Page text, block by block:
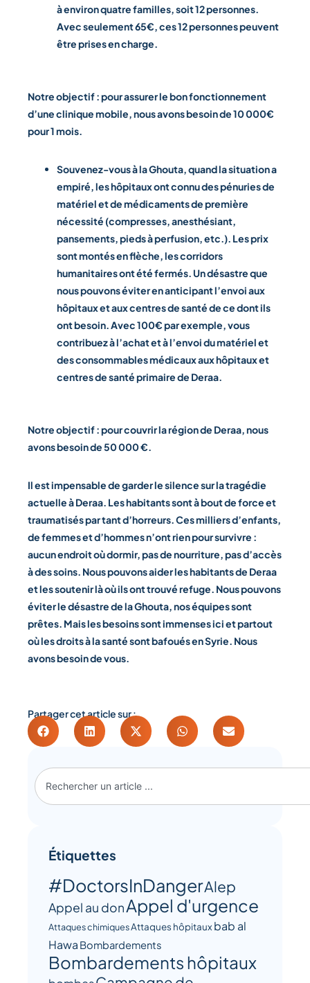
à environ quatre familles, soit 12 personnes.
Avec seulement 65€, ces 12 personnes peuvent
être prises en charge.
Notre objectif : pour assurer le bon fonctionnement
d’une clinique mobile, nous avons besoin de 10 000€
pour 1 mois.
Souvenez-vous à la Ghouta, quand la situation a
empiré, les hôpitaux ont connu des pénuries de
matériel et de médicaments de première
nécessité (compresses, anesthésiant,
pansements, pieds à perfusion, etc.). Les prix
sont montés en flèche, les corridors
humanitaires ont été fermés.Un désastre que
nous pouvons éviter en anticipant l’envoi aux
hôpitaux et aux centres de santé de ce dont ils
ont besoin.Avec 100€ par exemple,vous
contribuez à l’achat et à l’envoi du matériel et
des consommables médicaux aux hôpitaux et
centres de santé primaire de Deraa.
Notre objectif : pour couvrir la région de Deraa, nous
avons besoin de 50 000 €.
Il est impensable de garder le silence sur la tragédie
actuelle à Deraa. Les habitants sont à bout de force et
traumatisés par tant d’horreurs. Ces milliers d’enfants,
de femmes et d’hommes n’ont rien pour survivre :
aucun endroit où dormir, pas de nourriture, pas d’accès
à des soins. Nous pouvons aider les habitants de Deraa
et les soutenir là où ils ont trouvé refuge. Nous pouvons
éviter le désastre de la Ghouta, nos équipes sont
prêtes. Mais les besoins sont immenses ici et partout
où les droits à la santé sont bafoués en Syrie. Nous
avons besoin de vous.
Partager cet article sur :
Étiquettes
#DoctorsInDangerAlep
Appel au donAppel d'urgence
Attaques chimiquesAttaques hôpitaux bab al
Hawa Bombardements
Bombardements hôpitaux